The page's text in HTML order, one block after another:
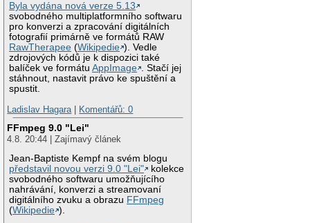
Byla vydána nová verze 5.13
svobodného multiplatformního softwaru
pro konverzi a zpracování digitálních
fotografií primárně ve formátů RAW
RawTherapee (Wikipedie ). Vedle
zdrojových kódů je k dispozici také
balíček ve formátuAppImage . Stačí jej
stáhnout, nastavit právo ke spuštění a
spustit.
Ladislav Hagara| Komentářů: 0
FFmpeg 9.0 "Lei"
4.8. 20:44 | Zajímavý článek
Jean-Baptiste Kempf na svém blogu
představil novou verzi 9.0 "Lei"
kolekce
svobodného softwaru umožňujícího
nahrávání, konverzi a streamovaní
digitálního zvuku a obrazu FFmpeg
(Wikipedie ).